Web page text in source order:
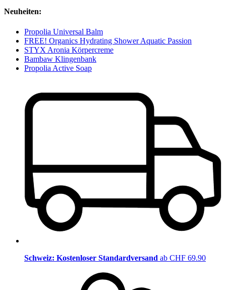
Neuheiten:
Propolia Universal Balm
FREE! Organics Hydrating Shower Aquatic Passion
STYX Aronia Körpercreme
Bambaw Klingenbank
Propolia Active Soap
Schweiz: Kostenloser Standardversand ab CHF 69.90